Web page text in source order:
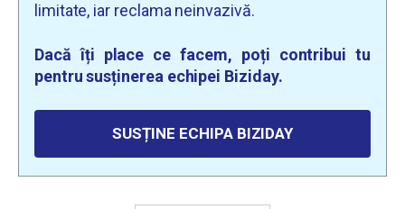
limitate, iar reclama neinvazivă.
Dacă îți place ce facem, poți contribui tu
pentru susținerea echipei Biziday.
SUSȚINE ECHIPA BIZIDAY